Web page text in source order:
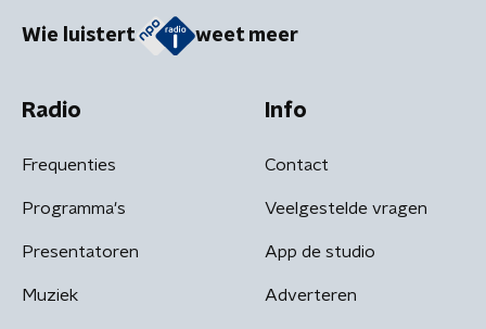
Wie luistert weet meer
Radio
Frequenties
Programma's
Presentatoren
Muziek
Info
Contact
Veelgestelde vragen
App de studio
Adverteren